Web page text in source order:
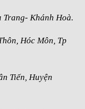
Khánh Hoà.
Hóc Môn, Tp
Tiến, Huyện